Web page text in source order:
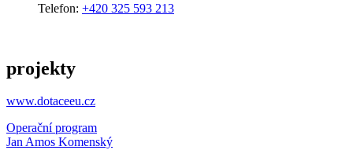
Telefon: +420 325 593 213
projekty
www.dotaceeu.cz
Operační program
Jan Amos Komenský